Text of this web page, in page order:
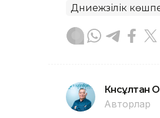
Дүниежүзілік
Күнсұлтан
Авторлар